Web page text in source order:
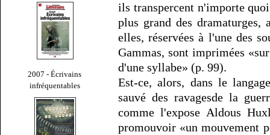
2007 - Écrivains
infréquentables
ils transpercent n'importe
plus grand des
elles, réservées à l'une des
Gammas, sont imprimées
d'une syllabe» (p. 99).
Est-ce, alors, dans le
sauvé des ravagesde la
comme l'expose Aldous
promouvoir «un mouvement